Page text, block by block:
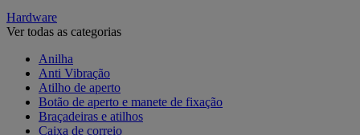
Hardware
Ver todas as categorias
Anilha
Anti Vibração
Atilho de aperto
Botão de aperto e manete de fixação
Braçadeiras e atilhos
Caixa de correio